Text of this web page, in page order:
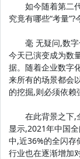
如今随着第二代
究竟有哪些“考量”?
毫 无疑问,数字
今天已演变成为数
据。随着企业数字
来所有的场景都会
的挖掘,则必须依赖
在此背景之下,全
显示,2021年中国
中,近36%的全闪存
行业也在逐渐增加